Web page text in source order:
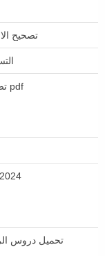
تصحيح
تصغير دروس التربية الإسلامية ثانية باك pdf
تحميل دروس